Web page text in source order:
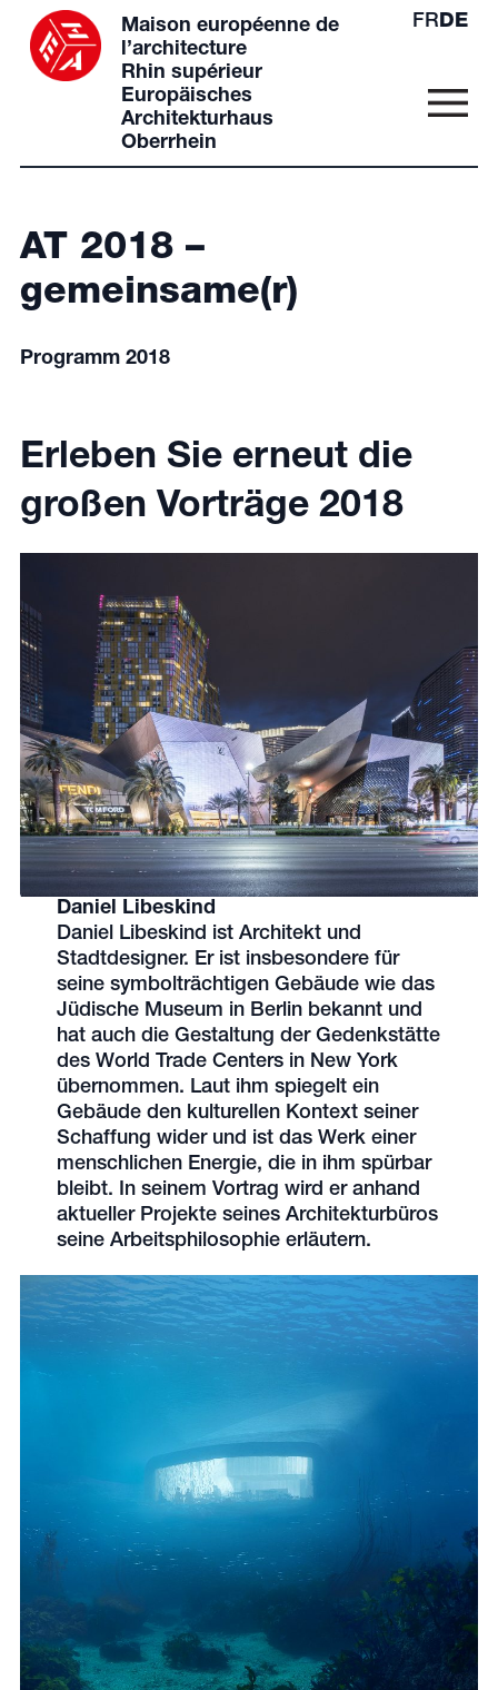
Maison européenne de
l’architecture
Rhin supérieur
Europäisches
Architekturhaus
Oberrhein
FRDE
AT 2018 –
gemeinsame(r)
Programm 2018
Erleben Sie erneut die
großen Vorträge 2018
Daniel Libeskind
Daniel Libeskind ist Architekt und
Stadtdesigner. Er ist insbesondere für
seine symbolträchtigen Gebäude wie das
Jüdische Museum in Berlin bekannt und
hat auch die Gestaltung der Gedenkstätte
des World Trade Centers in New York
übernommen. Laut ihm spiegelt ein
Gebäude den kulturellen Kontext seiner
Schaffung wider und ist das Werk einer
menschlichen Energie, die in ihm spürbar
bleibt. In seinem Vortrag wird er anhand
aktueller Projekte seines Architekturbüros
seine Arbeitsphilosophie erläutern.